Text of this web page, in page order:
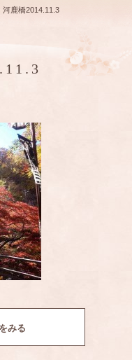
河鹿橋2014.11.3
みる